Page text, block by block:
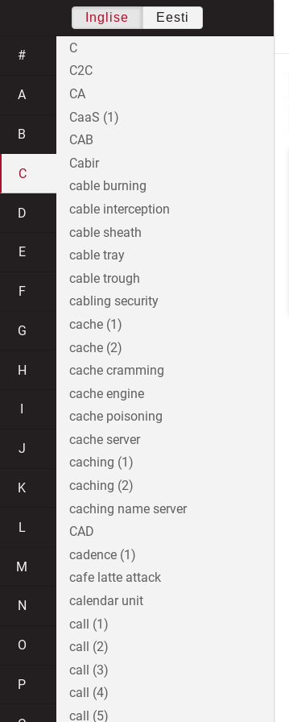
Inglise Eesti
#
A
B
C
D
E
F
G
H
J
K
L
M
N
O
P
C
C2C
CA
CaaS (1)
CAB
Cabir
cable burning
cable interception
cable sheath
cable tray
cable trough
cabling security
cache (1)
cache (2)
cache cramming
cache engine
cache poisoning
cache server
caching (1)
caching (2)
caching name server
CAD
cadence (1)
cafe latte attack
calendar unit
call (1)
call (2)
call (3)
call (4)
call (5)